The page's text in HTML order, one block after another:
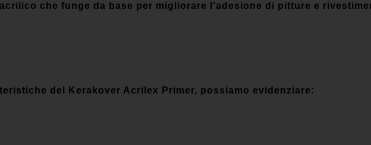
che funge da base per migliorare l'adesione di pitture e
del Kerakover Acrilex Primer, possiamo evidenziare: